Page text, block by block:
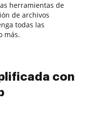
herramientas de
de archivos
todas las
más.
con